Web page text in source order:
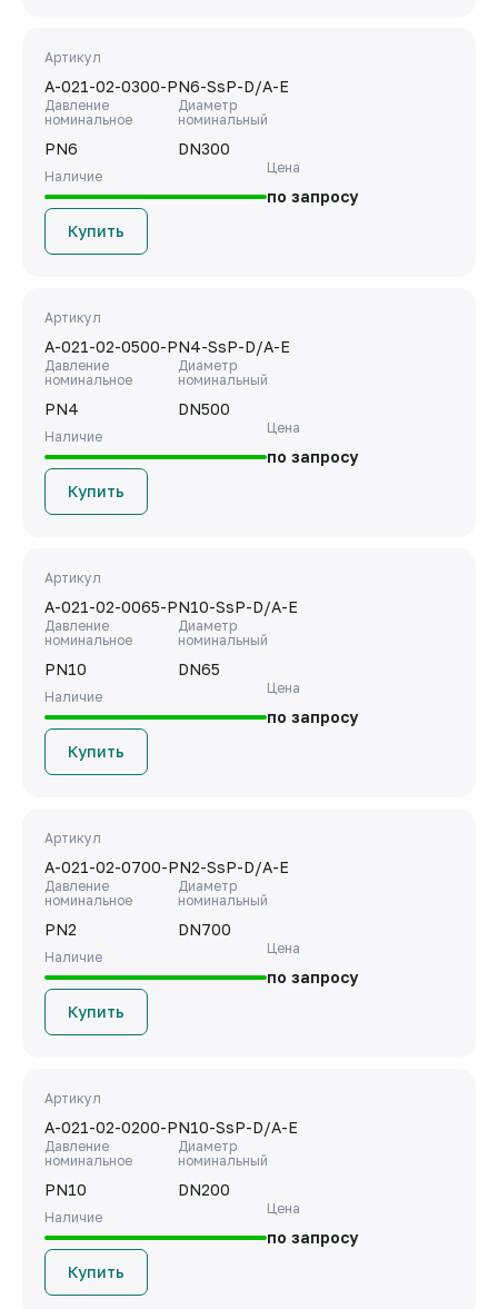
Артикул
A-021-02-0300-PN6-SsP-D/A-E
Давление
номинальное
PN6
Диаметр
номинальный
DN300
Наличие
Цена
по запросу
Купить
Артикул
A-021-02-0500-PN4-SsP-D/A-E
Давление
номинальное
PN4
Диаметр
номинальный
DN500
Наличие
Цена
по запросу
Купить
Артикул
A-021-02-0065-PN10-SsP-D/A-E
Давление
номинальное
PN10
Диаметр
номинальный
DN65
Наличие
Цена
по запросу
Купить
Артикул
A-021-02-0700-PN2-SsP-D/A-E
Давление
номинальное
PN2
Диаметр
номинальный
DN700
Наличие
Цена
по запросу
Купить
Артикул
A-021-02-0200-PN10-SsP-D/A-E
Давление
номинальное
PN10
Диаметр
номинальный
DN200
Наличие
Цена
по запросу
Купить